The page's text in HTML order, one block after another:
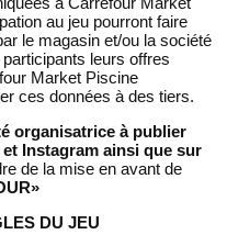
au jeu pourront faire
le magasin et/ou la société
leurs offres
Market Piscine
ces données à des tiers.
organisatrice à publier
Instagram ainsi que sur
de la mise en avant de
DU JEU